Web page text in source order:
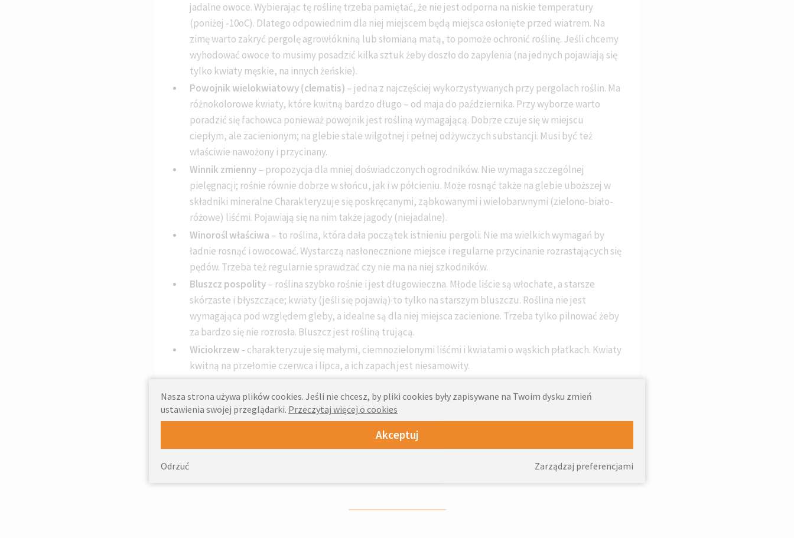
jadalne owoce. Wybierając tę roślinę trzeba pamiętać, że nie jest odporna na niskie temperatury
(poniżej -10oC). Dlatego odpowiednim dla niej miejscem będą miejsca osłonięte przed wiatrem. Na
zimę warto zakryć pergolę agrowłókniną lub słomianą matą, to pomoże ochronić roślinę. Jeśli chcemy
wyhodować owoce to musimy posadzić kilka sztuk żeby doszło do zapylenia (na jednych pojawiają się
tylko kwiaty męskie, na innych żeńskie).
Powojnik wielokwiatowy (clematis) – jedna z najczęściej wykorzystywanych przy pergolach roślin. Ma
różnokolorowe kwiaty, które kwitną bardzo długo – od maja do października. Przy wyborze warto
poradzić się fachowca ponieważ powojnik jest rośliną wymagającą. Dobrze czuje się w miejscu
ciepłym, ale zacienionym; na glebie stale wilgotnej i pełnej odżywczych substancji. Musi być też
właściwie nawożony i przycinany.
Winnik zmienny– propozycja dla mniej doświadczonych ogrodników. Nie wymaga szczególnej
pielęgnacji; rośnie równie dobrze w słońcu, jak i w półcieniu. Może rosnąć także na glebie uboższej w
składniki mineralne Charakteryzuje się poskręcanymi, ząbkowanymi i wielobarwnymi (zielono-biało-
różowe) liśćmi. Pojawiają się na nim także jagody (niejadalne).
Winorośl właściwa – to roślina, która dała początek istnieniu pergoli. Nie ma wielkich wymagań by
ładnie rosnąć i owocować. Wystarczą nasłonecznione miejsce i regularne przycinanie rozrastających się
pędów. Trzeba też regularnie sprawdzać czy nie ma na niej szkodników.
Bluszcz pospolity– roślina szybko rośnie i jest długowieczna. Młode liście są włochate, a starsze
skórzaste i błyszczące; kwiaty (jeśli się pojawią) to tylko na starszym bluszczu. Roślina nie jest
wymagająca pod względem gleby, a idealne są dla niej miejsca zacienione. Trzeba tylko pilnować żeby
za bardzo się nie rozrosła. Bluszcz jest rośliną trującą.
Wiciokrzew - charakteryzuje się małymi, ciemnozielonymi liśćmi i kwiatami o wąskich płatkach. Kwiaty
kwitną na przełomie czerwca i lipca, a ich zapach jest niesamowity.
Blog
Produkty którę mogą Cię zainteresować
Nasza strona używa plików cookies. Jeśli nie chcesz, by pliki cookies były zapisywane na Twoim dysku zmień
ustawienia swojej przeglądarki. Przeczytaj więcej o cookies
Akceptuj
Zarządzaj preferencjami
Odrzuć